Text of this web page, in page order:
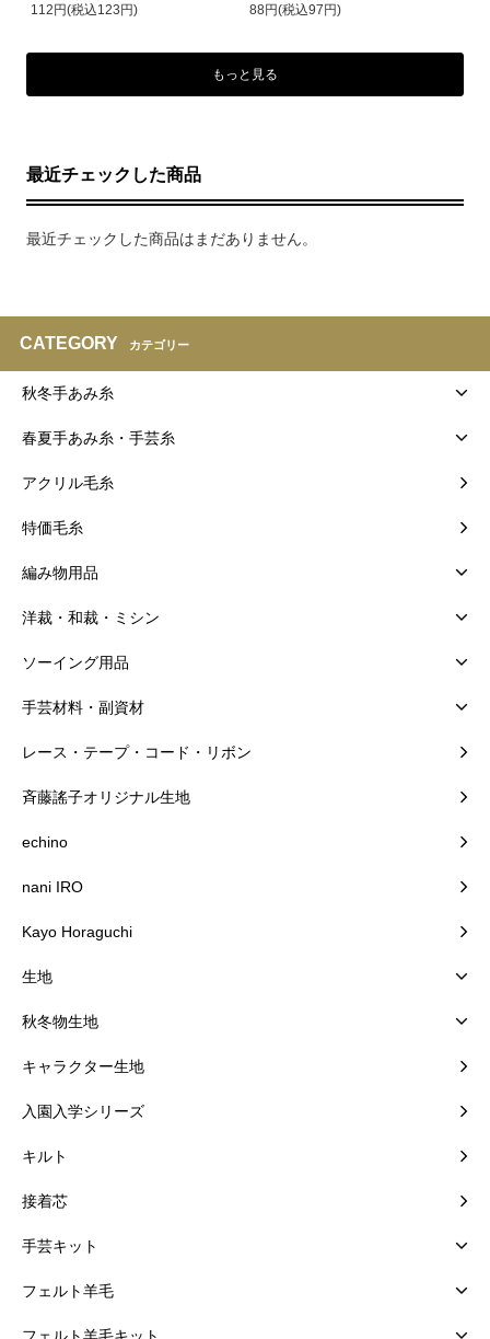
112円(税込123円) 88円(税込97円)
もっと見る
最近チェックした商品
最近チェックした商品はまだありません。
CATEGORY カテゴリー
秋冬手あみ糸
春夏手あみ糸・手芸糸
アクリル毛糸
特価毛糸
編み物用品
洋裁・和裁・ミシン
ソーイング用品
手芸材料・副資材
レース・テープ・コード・リボン
斉藤謠子オリジナル生地
echino
nani IRO
Kayo Horaguchi
生地
秋冬物生地
キャラクター生地
入園入学シリーズ
キルト
接着芯
手芸キット
フェルト羊毛
フェルト羊毛キット